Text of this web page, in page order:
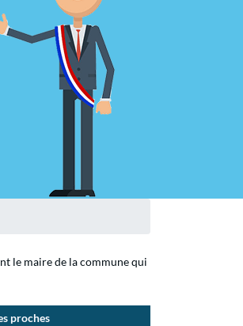
le maire de la commune qui
proches